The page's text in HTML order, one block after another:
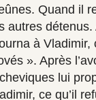
Quand il
autres
à
». Après
lui
ce qu’il